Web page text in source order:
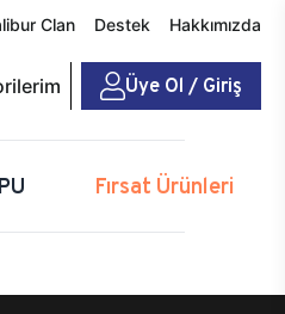
Clan Destek Hakkımızda
Üye Ol / Giriş
Fırsat Ürünleri